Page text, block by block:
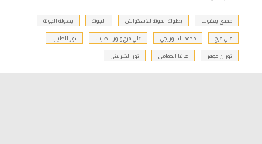
مجدي يعقوب بطولة الجونة للاسكواش الجونة بطولة الجونة
علي فرج محمد الشوربجي علي فرج ونور الطيب نور الطيب
نوران جوهر هانيا الحمامي نور الشربيني